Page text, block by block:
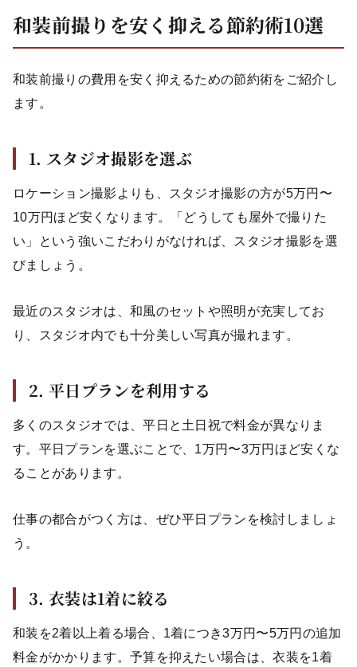
和装前撮りを安く抑える節約術10選
和装前撮りの費用を安く抑えるための節約術をご紹介し
ます。
1. スタジオ撮影を選ぶ
ロケーション撮影よりも、スタジオ撮影の方が5万円〜
10万円ほど安くなります。「どうしても屋外で撮りた
い」という強いこだわりがなければ、スタジオ撮影を選
びましょう。
最近のスタジオは、和風のセットや照明が充実してお
り、スタジオ内でも十分美しい写真が撮れます。
2. 平日プランを利用する
多くのスタジオでは、平日と土日祝で料金が異なりま
す。平日プランを選ぶことで、1万円〜3万円ほど安くな
ることがあります。
仕事の都合がつく方は、ぜひ平日プランを検討しましょ
う。
3. 衣装は1着に絞る
和装を2着以上着る場合、1着につき3万円〜5万円の追加
料金がかかります。予算を抑えたい場合は、衣装を1着